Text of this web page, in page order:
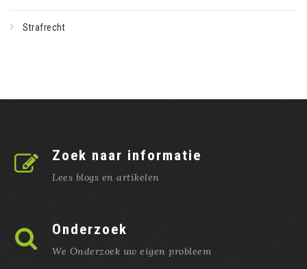
Strafrecht
Zoek naar informatie
Lees blogs en artikelen
Onderzoek
We Onderzoek uw eigen probleem